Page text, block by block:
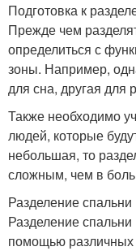
Подготовка к
Прежде чем
определиться с
зоны. Например,
для сна, другая для
Также необходимо
людей, которые
небольшая, то
сложным, чем в
Разделение
Разделение
помощью различных